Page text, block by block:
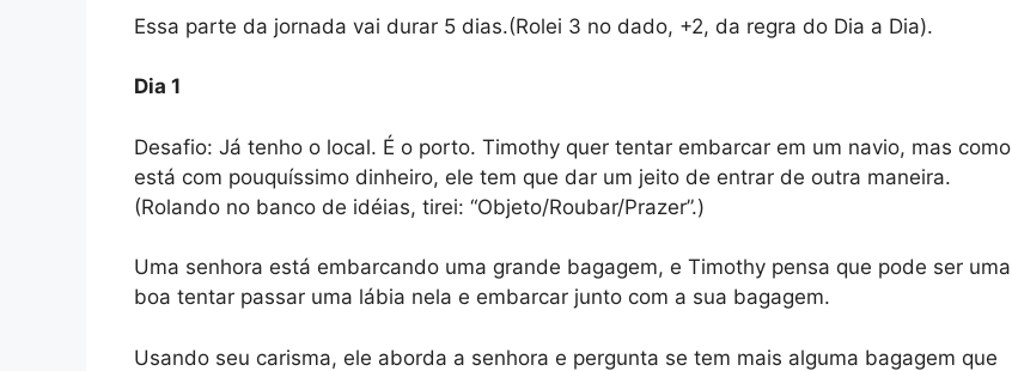
Essa parte da jornada vai durar 5 dias.(Rolei 3 no dado, +2, da regra do Dia a Dia).
Dia 1
Desafio: Já tenho o local. É o porto. Timothy quer tentar embarcar em um navio, mas como
está com pouquíssimo dinheiro, ele tem que dar um jeito de entrar de outra maneira.
(Rolando no banco de idéias, tirei: “Objeto/Roubar/Prazer”.)
Uma senhora está embarcando uma grande bagagem, e Timothy pensa que pode ser uma
boa tentar passar uma lábia nela e embarcar junto com a sua bagagem.
Usando seu carisma, ele aborda a senhora e pergunta se tem mais alguma bagagem que